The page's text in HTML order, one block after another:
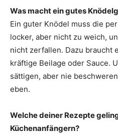
Was macht ein gutes
Ein guter Knödel muss die
locker, aber nicht zu weich,
nicht zerfallen. Dazu braucht
kräftige Beilage oder Sauce.
sättigen, aber nie
eben.
Welche deiner Rezepte
Küchenanfängern?